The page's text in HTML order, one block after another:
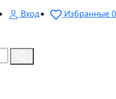
Вход Избранные0